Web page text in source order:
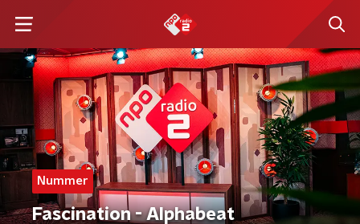
Nummer
Fascination - Alphabeat